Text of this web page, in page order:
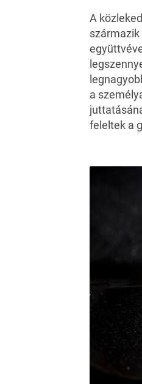
A
származik
a
feleltek a